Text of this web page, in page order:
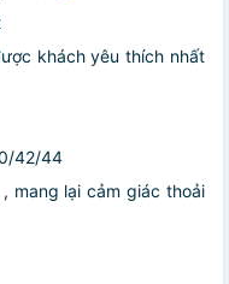
khách yêu thích nhất
42/44
mang lại cảm giác thoải